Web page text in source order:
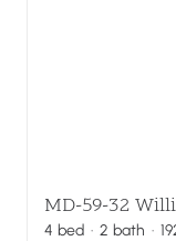
MD-59-32
4 bed · 2 bath ·